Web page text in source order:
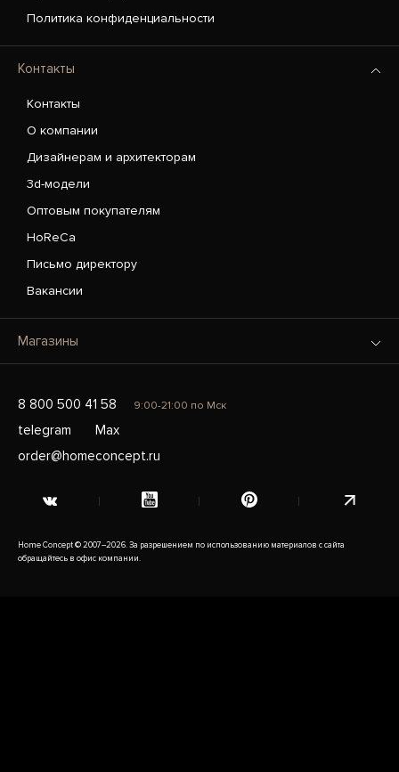
Политика конфиденциальности
Контакты
Контакты
О компании
Дизайнерам и архитекторам
3d-модели
Оптовым покупателям
HoReCa
Письмо директору
Вакансии
Магазины
8 800 500 41 58 9:00-21:00 по Мск
telegram
Max
order@homeconcept.ru
Home Concept © 2007–2026. За разрешением по использованию материалов с сайта
обращайтесь в офис компании.